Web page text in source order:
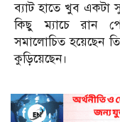
ব্যাট হাতে খুব একটা
কিছু ম্যাচে রান
সমালোচিত হয়েছেন
কুড়িয়েছেন।